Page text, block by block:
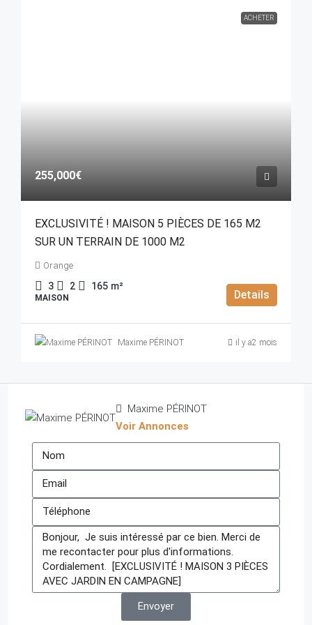
ACHETER
255,000€
EXCLUSIVITÉ ! MAISON 5 PIÈCES DE 165 M2
SUR UN TERRAIN DE 1000 M2
Orange
3 2 165 m²
MAISON Details
Maxime PÉRINOT il y a2 mois
Maxime PÉRINOT
Voir Annonces
Envoyer